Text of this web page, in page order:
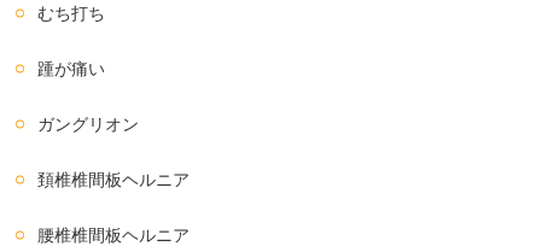
むち打ち
踵が痛い
ガングリオン
頚椎椎間板ヘルニア
腰椎椎間板ヘルニア